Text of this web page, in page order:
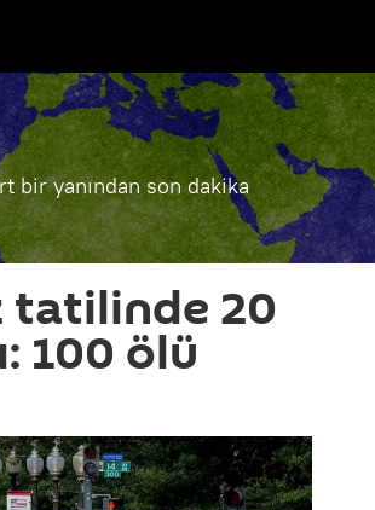
bir yanından son dakika
tatilinde 20
100 ölü